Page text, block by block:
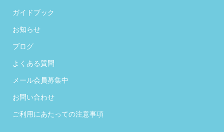
ガイドブック
お知らせ
ブログ
よくある質問
メール会員募集中
お問い合わせ
ご利用にあたっての注意事項